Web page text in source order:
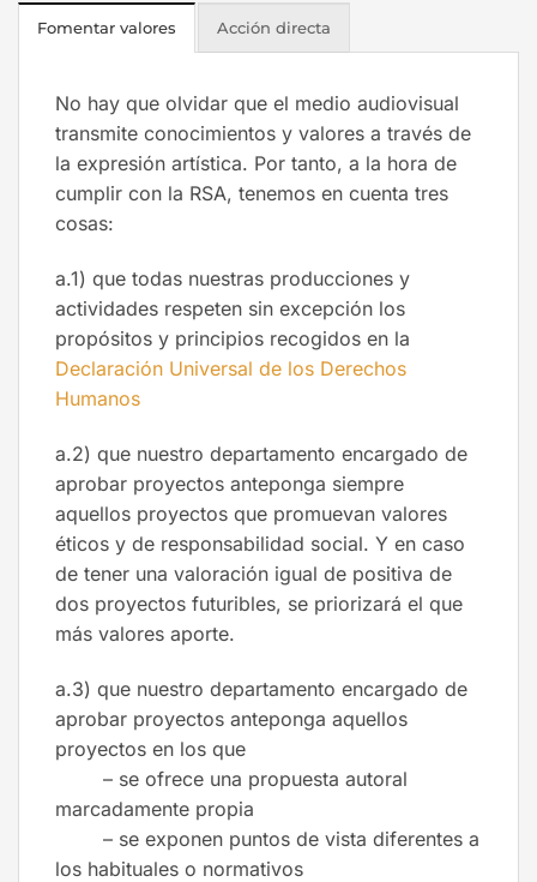
Fomentar valores Acción directa
No hay que olvidar que el medio audiovisual
transmite conocimientos y valores a través de
la expresión artística. Por tanto, a la hora de
cumplir con la RSA, tenemos en cuenta tres
cosas:
a.1) que todas nuestras producciones y
actividades respeten sin excepción los
propósitos y principios recogidos en la
Declaración Universal de los Derechos
Humanos
a.2) que nuestro departamento encargado de
aprobar proyectos anteponga siempre
aquellos proyectos que promuevan valores
éticos y de responsabilidad social. Y en caso
de tener una valoración igual de positiva de
dos proyectos futuribles, se priorizará el que
más valores aporte.
a.3) que nuestro departamento encargado de
aprobar proyectos anteponga aquellos
proyectos en los que
– se ofrece una propuesta autoral
marcadamente propia
– se exponen puntos de vista diferentes a
los habituales o normativos